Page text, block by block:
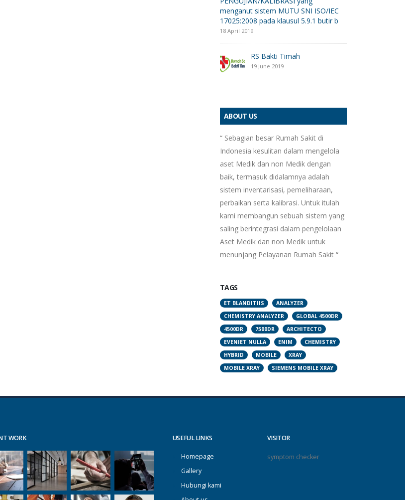
menganut sistem MUTU SNI ISO/IEC
17025:2008 pada klausul 5.9.1 butir b
18 April 2019
RS Bakti Timah
19 June 2019
ABOUT US
“ Sebagian besar Rumah Sakit di
Indonesia kesulitan dalam mengelola
aset Medik dan non Medik dengan
baik, termasuk didalamnya adalah
sistem inventarisasi, pemeliharaan,
perbaikan serta kalibrasi. Untuk itulah
kami membangun sebuah sistem yang
saling berintegrasi dalam pengelolaan
Aset Medik dan non Medik untuk
menunjang Pelayanan Rumah Sakit “
TAGS
ET BLANDITIIS
ANALYZER
CHEMISTRY ANALYZER
GLOBAL 4500DR
4500DR
7500DR
ARCHITECTO
EVENIET NULLA
ENIM
CHEMISTRY
HYBRID
MOBILE
XRAY
MOBILE XRAY
SIEMENS MOBILE XRAY
WORK USEFUL LINKS
Homepage
Gallery
Hubungi kami
VISITOR
symptom checker